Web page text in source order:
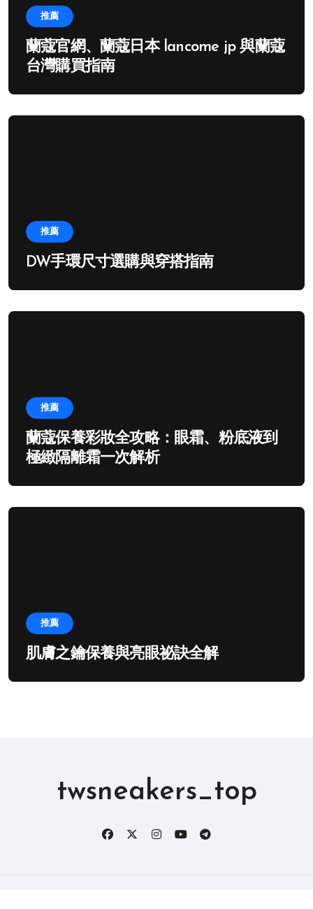
推薦
蘭蔻官網、蘭蔻日本 lancome jp 與蘭蔻
台灣購買指南
推薦
DW手環尺寸選購與穿搭指南
推薦
蘭蔻保養彩妝全攻略：眼霜、粉底液到
極緻隔離霜一次解析
推薦
肌膚之鑰保養與亮眼祕訣全解
twsneakers_top